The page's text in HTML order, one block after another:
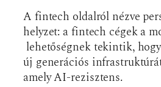
A fintech oldalról nézve
helyzet: a fintech cégek a
lehetőségnek tekintik,
új generációs
amely AI-rezisztens.